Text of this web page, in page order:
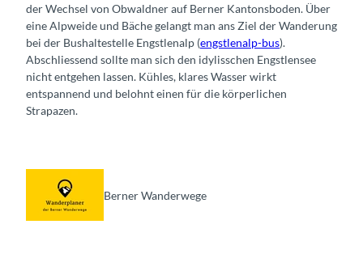
der Wechsel von Obwaldner auf Berner Kantonsboden. Über
eine Alpweide und Bäche gelangt man ans Ziel der Wanderung
bei der Bushaltestelle Engstlenalp (engstlenalp-bus).
Abschliessend sollte man sich den idylisschen Engstlensee
nicht entgehen lassen. Kühles, klares Wasser wirkt
entspannend und belohnt einen für die körperlichen
Strapazen.
Berner Wanderwege